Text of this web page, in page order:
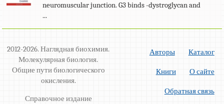
neuromuscular junction. G3 binds -dystroglycan and
...
2012-2026. Наглядная биохимия.
Молекулярная биология.
Общие пути биологического
окисления.
Справочное издание
Авторы Каталог
Книги О сайте
Обратная связь